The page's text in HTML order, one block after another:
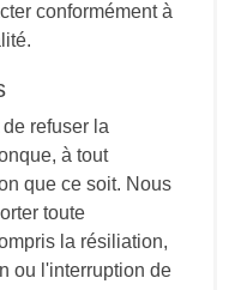
conformément à
refuser la
à tout
que ce soit. Nous
toute
la résiliation,
ou l'interruption de